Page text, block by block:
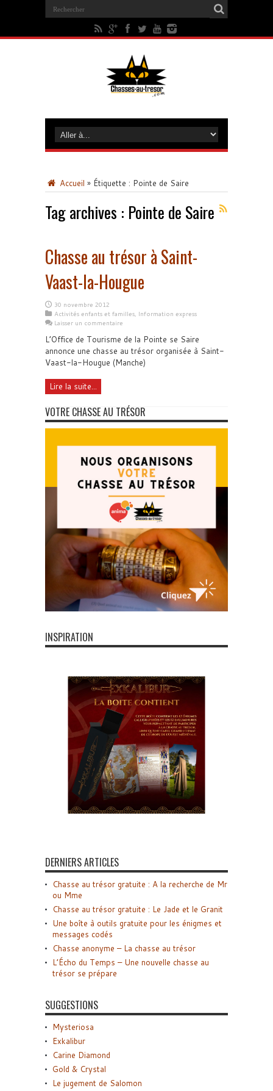
Accueil » Étiquette : Pointe de Saire
Tag archives : Pointe de Saire
Chasse au trésor à Saint-
Vaast-la-Hougue
30 novembre 2012
Activités enfants et familles, Information express
Laisser un commentaire
L’Office de Tourisme de la Pointe se Saire
annonce une chasse au trésor organisée à Saint-
Vaast-la-Hougue (Manche)
Lire la suite...
VOTRE CHASSE AU TRÉSOR
INSPIRATION
DERNIERS ARTICLES
Chasse au trésor gratuite : A la recherche de Mr
ou Mme
Chasse au trésor gratuite : Le Jade et le Granit
Une boîte à outils gratuite pour les énigmes et
messages codés
Chasse anonyme – La chasse au trésor
L’Écho du Temps – Une nouvelle chasse au
trésor se prépare
SUGGESTIONS
Mysteriosa
Exkalibur
Carine Diamond
Gold & Crystal
Le jugement de Salomon